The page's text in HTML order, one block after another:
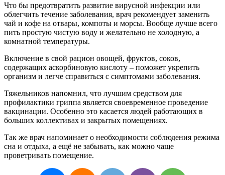
Что бы предотвратить развитие вирусной инфекции или
облегчить течение заболевания, врач рекомендует заменить
чай и кофе на отвары, компоты и морсы. Вообще лучше всего
пить простую чистую воду и желательно не холодную, а
комнатной температуры.
Включение в свой рацион овощей, фруктов, соков,
содержащих аскорбиновую кислоту – поможет укрепить
организм и легче справиться с симптомами заболевания.
Тяжельников напомнил, что лучшим средством для
профилактики гриппа является своевременное проведение
вакцинации. Особенно это касается людей работающих в
больших коллективах и закрытых помещениях.
Так же врач напоминает о необходимости соблюдения режима
сна и отдыха, а ещё не забывать, как можно чаще
проветривать помещение.